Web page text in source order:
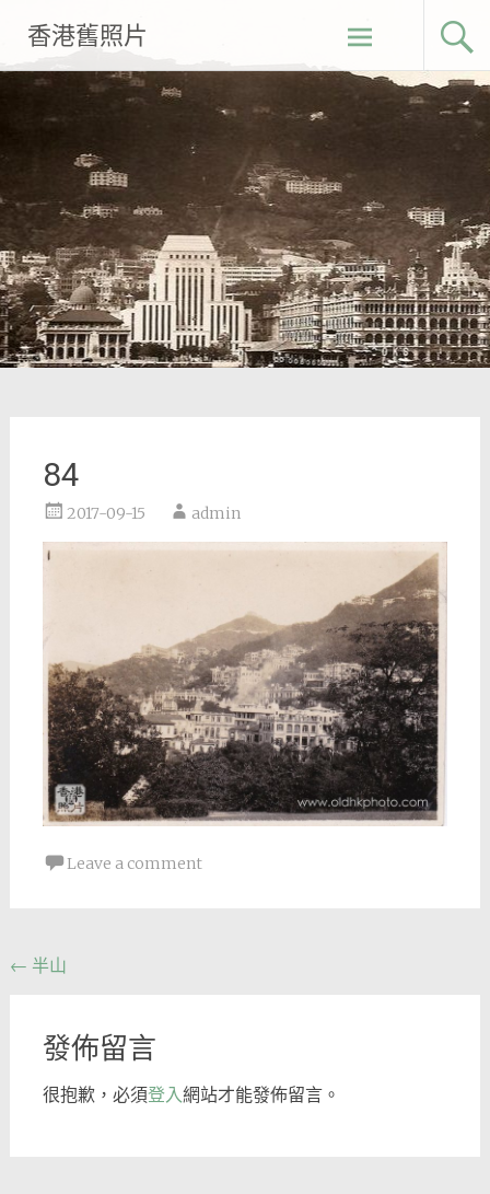
content
香港舊照片
84
2017-09-15 admin
Leave a comment
Post
← 半山
發佈留言
很抱歉，必須登入網站才能發佈留言。